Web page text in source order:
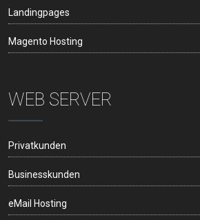
Landingpages
Magento Hosting
WEB SERVER
Privatkunden
Businesskunden
eMail Hosting